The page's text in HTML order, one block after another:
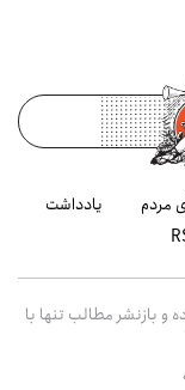
مردم
یادداشت
بازنشر مطالب تنها با